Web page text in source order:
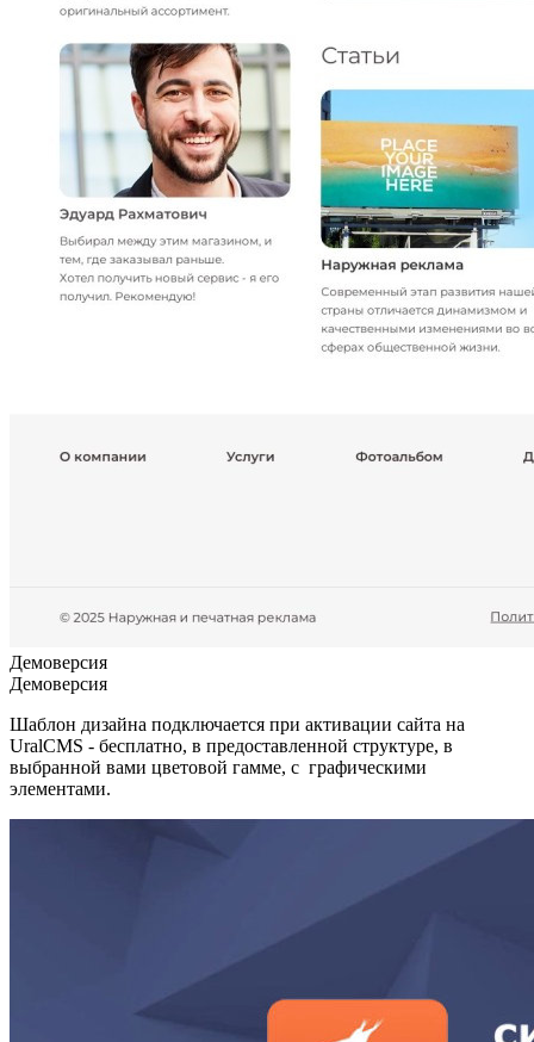
Демоверсия
Демоверсия
Шаблон дизайна подключается при активации сайта на
UralCMS - бесплатно, в предоставленной структуре, в
выбранной вами цветовой гамме, с графическими
элементами.